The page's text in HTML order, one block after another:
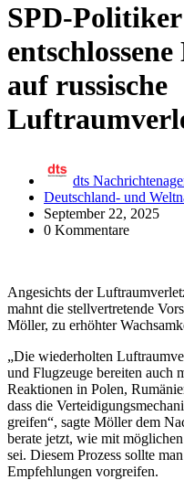
SPD-
auf russische
dts
Deutschland- und
September 22, 2025
0 Kommentare
Angesichts der
mahnt die stellvertretende
Möller, zu erhöhter
„Die wiederholten
und Flugzeuge bereiten auch
Reaktionen in Polen,
dass die
greifen“, sagte Möller dem
berate jetzt, wie mit
sei. Diesem Prozess sollte
Empfehlungen vorgreifen.